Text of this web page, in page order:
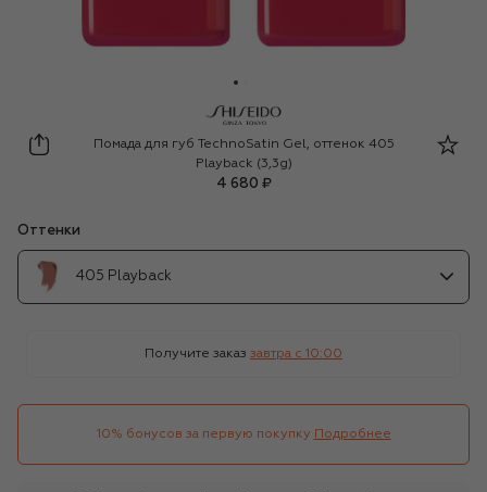
Shiseido
Помада для губ TechnoSatin Gel, оттенок 405
Playback (3,3g)
4 680 ₽
Оттенки
405 Playback
Получите заказ завтра c 10:00
10% бонусов за первую покупку Подробнее